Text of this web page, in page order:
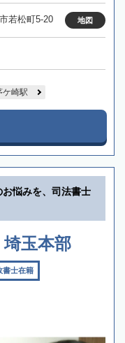
若松町5-20 地図
ケ崎駅
お悩みを、司法書士
玉本部
書士在籍